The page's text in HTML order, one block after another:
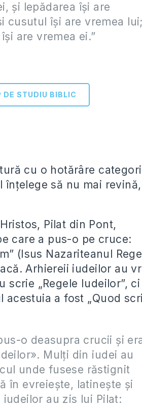
şi lepădarea îşi are
cusutul îşi are vremea lui;
are vremea ei.”
DE STUDIU BIBLIC
cu o hotărâre
să nu mai
Pilat din Pont,
care a pus-o pe cruce:
(Isus Nazariteanul
Arhiereii iudeilor au
„Regele Iudeilor”,
acestuia a fost „Quod
o deasupra crucii şi
Mulţi din iudei au
unde fusese răstignit
în evreieşte, latineşte şi
au zis lui Pilat: